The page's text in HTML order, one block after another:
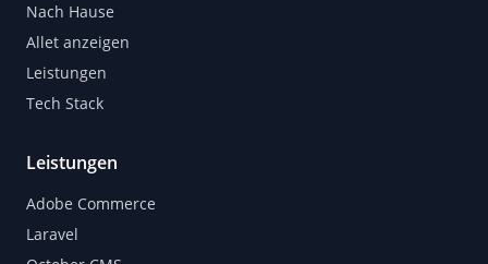
Nach Hause
Allet anzeigen
Leistungen
Tech Stack
Leistungen
Adobe Commerce
Laravel